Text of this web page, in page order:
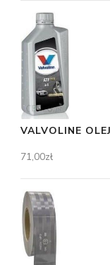
VALVOLINE
71,00zł